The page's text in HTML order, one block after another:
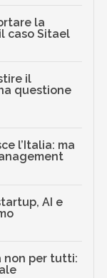
la
caso Sitael
il
questione
l’Italia: ma
AI e
non per tutti: